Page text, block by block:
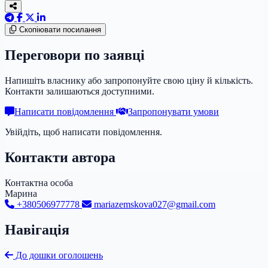
Скопіювати посилання
Переговори по заявці
Напишіть власнику або запропонуйте свою ціну й кількість.
Контакти залишаються доступними.
Написати повідомлення
Запропонувати умови
Увійдіть, щоб написати повідомлення.
Контакти автора
Контактна особа
Марина
+380506977778
mariazemskova027@gmail.com
Навігація
До дошки оголошень